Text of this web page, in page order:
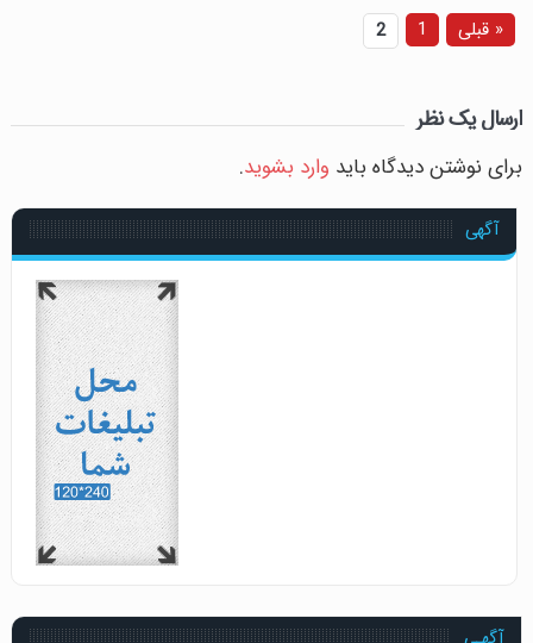
« قبلی 1
2
ارسال یک نظر
برای نوشتن دیدگاه باید وارد بشوید.
آگهی